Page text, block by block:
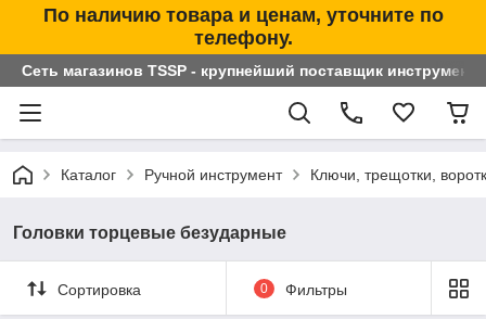
По наличию товара и ценам, уточните по
телефону.
Сеть магазинов TSSP - крупнейший поставщик
Каталог Ручной инструмент Ключи, трещотки,
Головки торцевые безударные
Сортировка 0 Фильтры